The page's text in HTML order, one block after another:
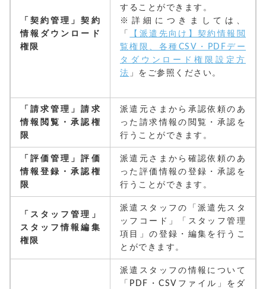
「契約管理」契約
情報ダウンロード
権限
することができます。
※詳細につきましては、
「
【派遣先向け】契約情報閲
覧権限、各種CSV・PDFデー
タダウンロード権限設定方
法 」をご参照ください。
「請求管理」請求
情報閲覧・承認権
限
派遣元さまから承認依頼のあ
った請求情報の閲覧・承認を
行うことができます。
「評価管理」評価
情報登録・承認権
限
派遣元さまから確認依頼のあ
った評価情報の登録・承認を
行うことができます。
「スタッフ管理」
スタッフ情報編集
権限
派遣スタッフの「派遣先スタ
ッフコード」「スタッフ管理
項目」の登録・編集を行うこ
とができます。
派遣スタッフの情報について
「PDF・CSVファイル」をダ